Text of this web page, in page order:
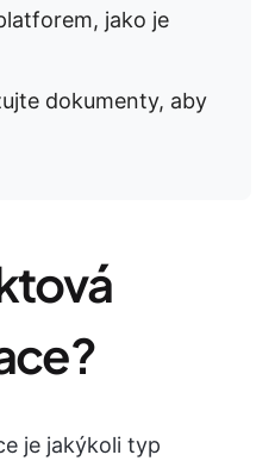
jako je
dokumenty, aby
je jakýkoli typ